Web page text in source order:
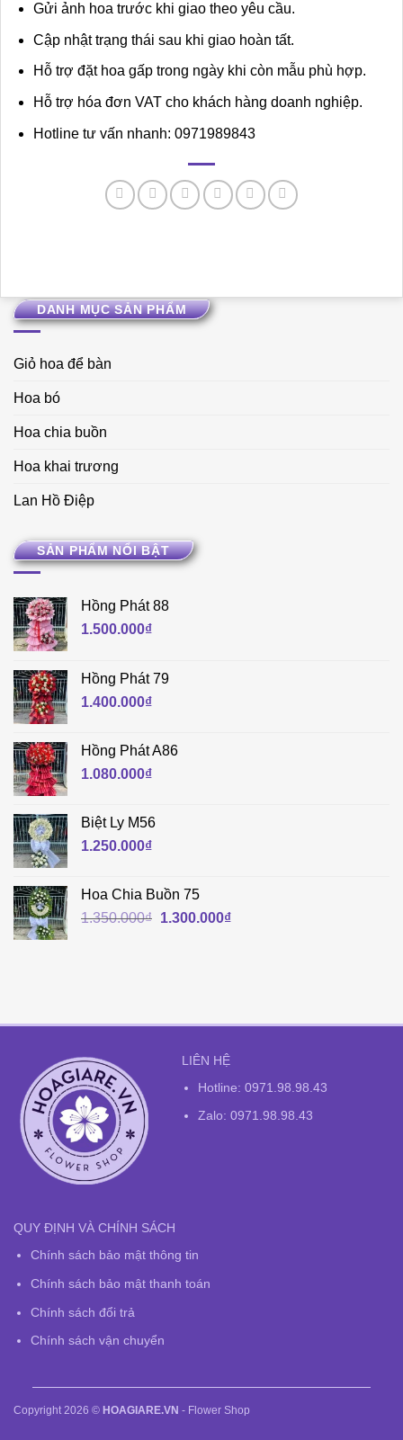
DANH MỤC SẢN PHẨM
Giỏ hoa để bàn
Hoa bó
Hoa chia buồn
Hoa khai trương
Lan Hồ Điệp
SẢN PHẨM NỔI BẬT
Hồng Phát 88
1.500.000₫
Hồng Phát 79
1.400.000₫
Hồng Phát A86
1.080.000₫
Biệt Ly M56
1.250.000₫
Hoa Chia Buồn 75
1.350.000₫ Giá
1.300.000₫Giá
Gửi ảnh hoa trước khi giao theo yêu cầu.
Cập nhật trạng thái sau khi giao hoàn tất.
Hỗ trợ đặt hoa gấp trong ngày khi còn mẫu phù hợp.
Hỗ trợ hóa đơn VAT cho khách hàng doanh nghiệp.
Hotline tư vấn nhanh: 0971989843
LIÊN HỆ
Hotline:0971.98.98.43
Zalo: 0971.98.98.43
QUY ĐỊNH VÀ CHÍNH SÁCH
Chính sách bảo mật thông tin
Chính sách bảo mật thanh toán
Chính sách đổi trả
Chính sách vận chuyển
Copyright 2026 © HOAGIARE.VN - Flower Shop